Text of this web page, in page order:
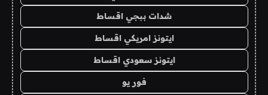
شدات ببجي اقساط
ايتونز امريكي اقساط
ايتونز سعودي اقساط
فور يو